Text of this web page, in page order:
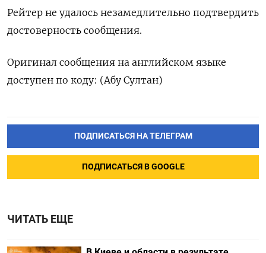
Рейтер не удалось незамедлительно подтвердить
достоверность сообщения.
Оригинал сообщения на английском языке
доступен по коду: (Абу Султан)
ПОДПИСАТЬСЯ НА ТЕЛЕГРАМ
ПОДПИСАТЬСЯ В GOOGLE
ЧИТАТЬ ЕЩЕ